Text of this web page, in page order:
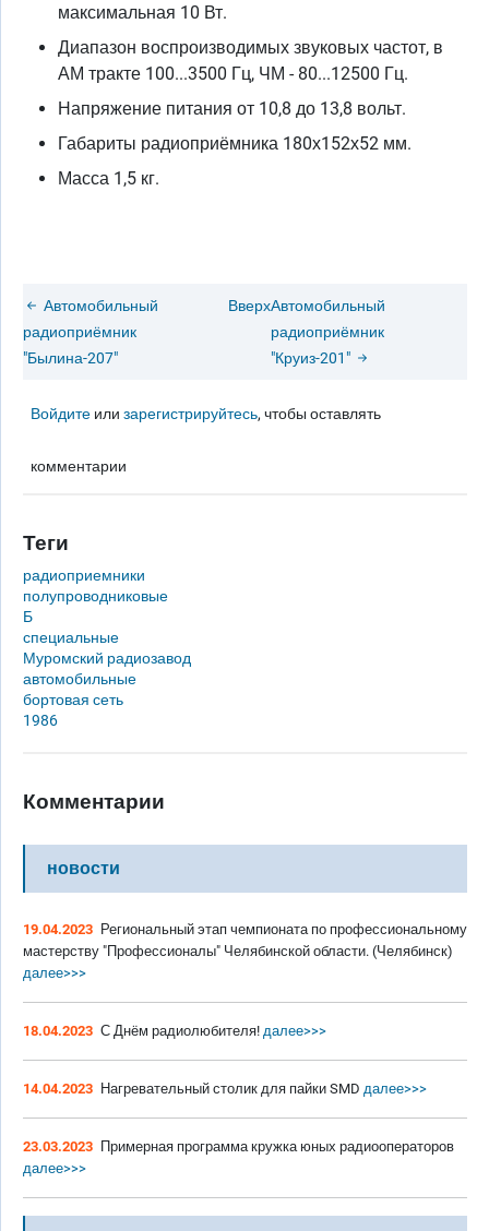
максимальная 10 Вт.
Диапазон воспроизводимых звуковых частот, в
АМ тракте 100...3500 Гц, ЧМ - 80...12500 Гц.
Напряжение питания от 10,8 до 13,8 вольт.
Габариты радиоприёмника 180х152х52 мм.
Масса 1,5 кг.
Автомобильный
радиоприёмник
"Былина-207"
ВверхАвтомобильный
радиоприёмник
"Круиз-201"
Войдите илизарегистрируйтесь, чтобы оставлять
комментарии
Теги
радиоприемники
полупроводниковые
Б
специальные
Муромский радиозавод
автомобильные
бортовая сеть
1986
Комментарии
новости
19.04.2023 Региональный этап чемпионата по профессиональному
мастерству "Профессионалы" Челябинской области. (Челябинск)
далее>>>
18.04.2023 С Днём радиолюбителя! далее>>>
14.04.2023 Нагревательный столик для пайки SMD далее>>>
23.03.2023 Примерная программа кружка юных радиооператоров
далее>>>